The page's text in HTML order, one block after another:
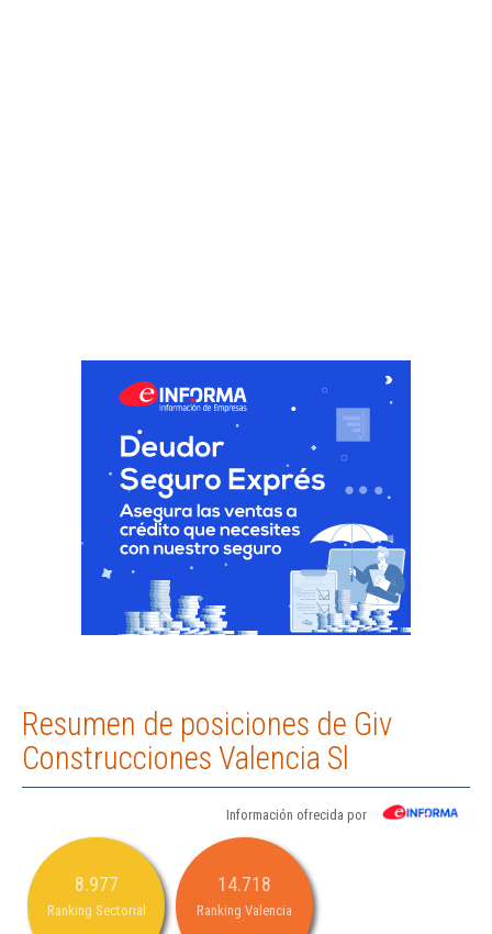
Resumen de posiciones de Giv
Construcciones Valencia Sl
Información ofrecida por
8.977
Ranking Sectorial
14.718
Ranking Valencia